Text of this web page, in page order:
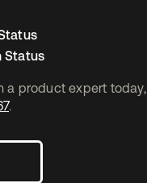
a product expert today,
.
Status